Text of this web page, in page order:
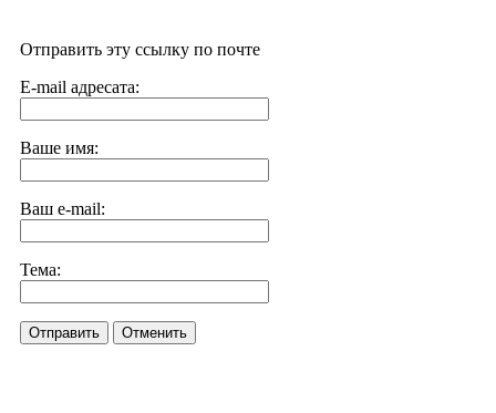
Отправить эту ссылку по почте
E-mail адресата:
Ваше имя:
Ваш e-mail:
Тема:
Отправить Отменить